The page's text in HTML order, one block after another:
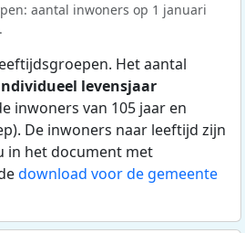
aantal inwoners op 1 januari
Het aantal
levensjaar
inwoners van 105 jaar en
De inwoners naar leeftijd zijn
in het document met
download voor de gemeente